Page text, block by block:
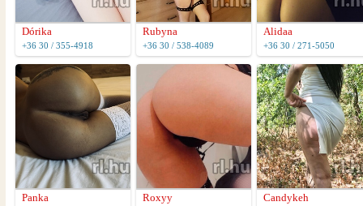
Dórika
+36 30 / 355-4918
Rubyna
+36 30 / 538-4089
Alidaa
+36 30 / 271-5050
Panka Roxyy Candykeh